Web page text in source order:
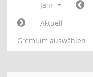
Jahr
Aktuell
Gremium auswählen